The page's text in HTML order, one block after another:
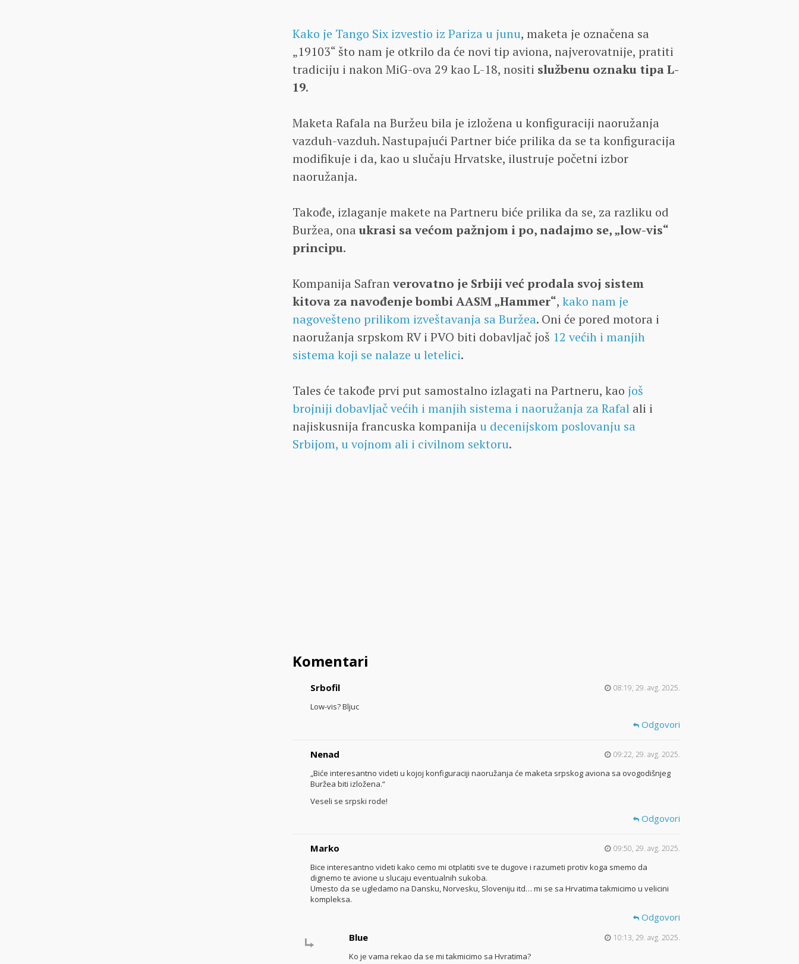
Kako je Tango Six izvestio iz Pariza u junu, maketa je označena sa
„19103“ što nam je otkrilo da će novi tip aviona, najverovatnije, pratiti
tradiciju i nakon MiG-ova 29 kao L-18, nositi službenu oznaku tipa L-
19.
Maketa Rafala na Buržeu bila je izložena u konfiguraciji naoružanja
vazduh-vazduh. Nastupajući Partner biće prilika da se ta konfiguracija
modifikuje i da, kao u slučaju Hrvatske, ilustruje početni izbor
naoružanja.
Takođe, izlaganje makete na Partneru biće prilika da se, za razliku od
Buržea, ona ukrasi sa većom pažnjom i po, nadajmo se, „low-vis“
principu.
Kompanija Safranverovatno je Srbiji već prodala svoj sistem
kitova za navođenje bombi AASM „Hammer“, kako nam je
nagovešteno prilikom izveštavanja sa Buržea. Oni će pored motora i
naoružanja srpskom RV i PVO biti dobavljač još 12 većih i manjih
sistema koji se nalaze u letelici.
Tales će takođe prvi put samostalno izlagati na Partneru, kao još
brojniji dobavljač većih i manjih sistema i naoružanja za Rafal ali i
najiskusnija francuska kompanija u decenijskom poslovanju sa
Srbijom, u vojnom ali i civilnom sektoru.
Komentari
Srbofil 08:19, 29. avg. 2025.
Low-vis? Bljuc
Odgovori
Nenad 09:22, 29. avg. 2025.
„Biće interesantno videti u kojoj konfiguraciji naoružanja će maketa srpskog aviona sa ovogodišnjeg
Buržea biti izložena.“
Veseli se srpski rode!
Odgovori
Marko 09:50, 29. avg. 2025.
Bice interesantno videti kako cemo mi otplatiti sve te dugove i razumeti protiv koga smemo da
dignemo te avione u slucaju eventualnih sukoba.
Umesto da se ugledamo na Dansku, Norvesku, Sloveniju itd… mi se sa Hrvatima takmicimo u velicini
kompleksa.
Odgovori
Blue
10:13, 29. avg. 2025.
Ko je vama rekao da se mi takmicimo sa Hvratima?